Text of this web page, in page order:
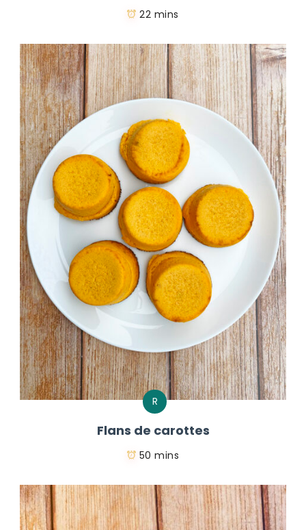
22 mins
R
Flans de carottes
50 mins